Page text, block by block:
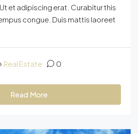
et adipiscing erat. Curabitur this
congue. Duis mattis laoreet
Real Estate 0
Read More